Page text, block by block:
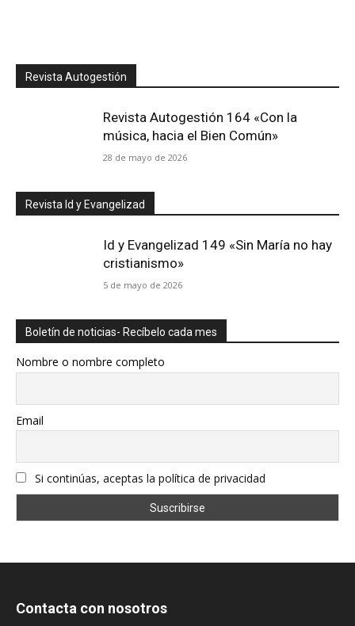
Revista Autogestión
Revista Autogestión 164 «Con la
música, hacia el Bien Común»
28 de mayo de 2026
Revista Id y Evangelizad
Id y Evangelizad 149 «Sin María no hay
cristianismo»
5 de mayo de 2026
Boletín de noticias- Recíbelo cada mes
Nombre o nombre completo
Email
Si continúas, aceptas la política de privacidad
Contacta con nosotros